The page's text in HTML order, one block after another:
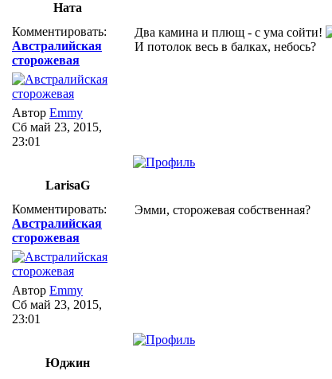
Ната
Комментировать:
Австралийская
сторожевая
Автор Emmy
Сб май 23, 2015,
23:01
Два камина и плющ - с ума сойти!
И потолок весь в балках, небось?
LarisaG
Комментировать:
Австралийская
сторожевая
Автор Emmy
Сб май 23, 2015,
23:01
Эмми, сторожевая собственная?
Юджин